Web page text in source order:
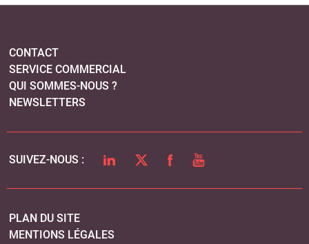
CONTACT
SERVICE COMMERCIAL
QUI SOMMES-NOUS ?
NEWSLETTERS
SUIVEZ-NOUS : LINKEDINTWITTERFACEBOOK
YOUTUBE
PLAN DU SITE
MENTIONS LÉGALES